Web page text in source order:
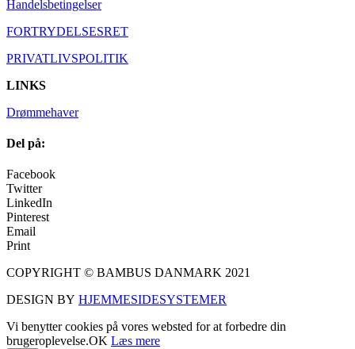
Handelsbetingelser
FORTRYDELSESRET
PRIVATLIVSPOLITIK
LINKS
Drømmehaver
Del på:
Facebook
Twitter
LinkedIn
Pinterest
Email
Print
COPYRIGHT © BAMBUS DANMARK 2021
DESIGN BY HJEMMESIDESYSTEMER
Vi benytter cookies på vores websted for at forbedre din
brugeroplevelse.OK Læs mere